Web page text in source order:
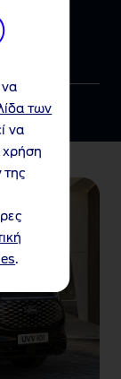
να
των
να
χρήση
της
.